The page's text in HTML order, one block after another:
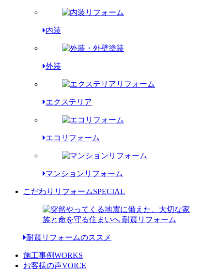
内装
外装
エクステリア
エコリフォーム
マンションリフォーム
こだわりリフォームSPECIAL
耐震リフォームのススメ
施工事例WORKS
お客様の声VOICE